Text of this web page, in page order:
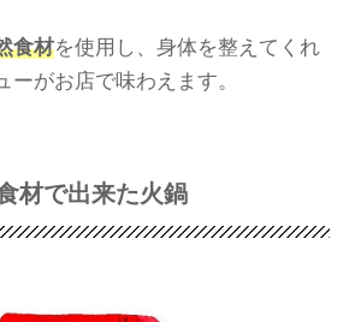
食材を使用し、身体を整えてくれ
ーがお店で味わえます。
材で出来た火鍋